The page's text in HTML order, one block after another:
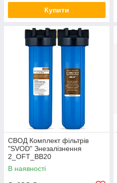
Купити
СВОД Комплект фільтрів
"SVOD" Знезалізнення
2_OFT_BB20
В наявності